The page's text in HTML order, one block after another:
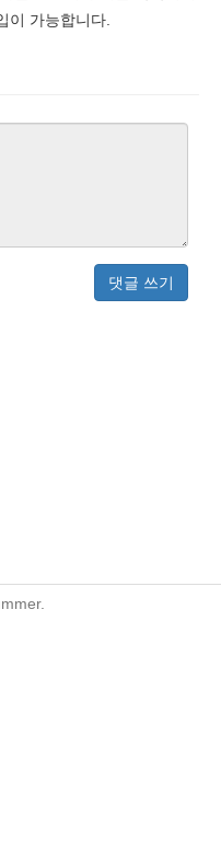
이 가능합니다.
댓글 쓰기